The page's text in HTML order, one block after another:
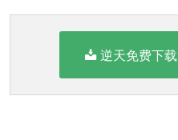
逆天免费下载